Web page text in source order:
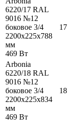
6220/17 RAL
9016 №12
боковое 3/4
2200x225x788
мм
469 Вт
17
Arbonia
6220/18 RAL
9016 №12
боковое 3/4
2200x225x834
мм
469 Вт
18